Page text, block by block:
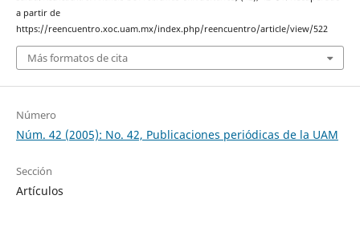
a partir de
https://reencuentro.xoc.uam.mx/index.php/reencuentro/article/view/522
Más formatos de cita
Número
Núm. 42 (2005): No. 42, Publicaciones periódicas de la UAM
Sección
Artículos